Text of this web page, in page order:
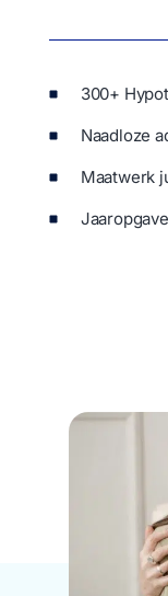
300+
Naadloze
Maatwerk